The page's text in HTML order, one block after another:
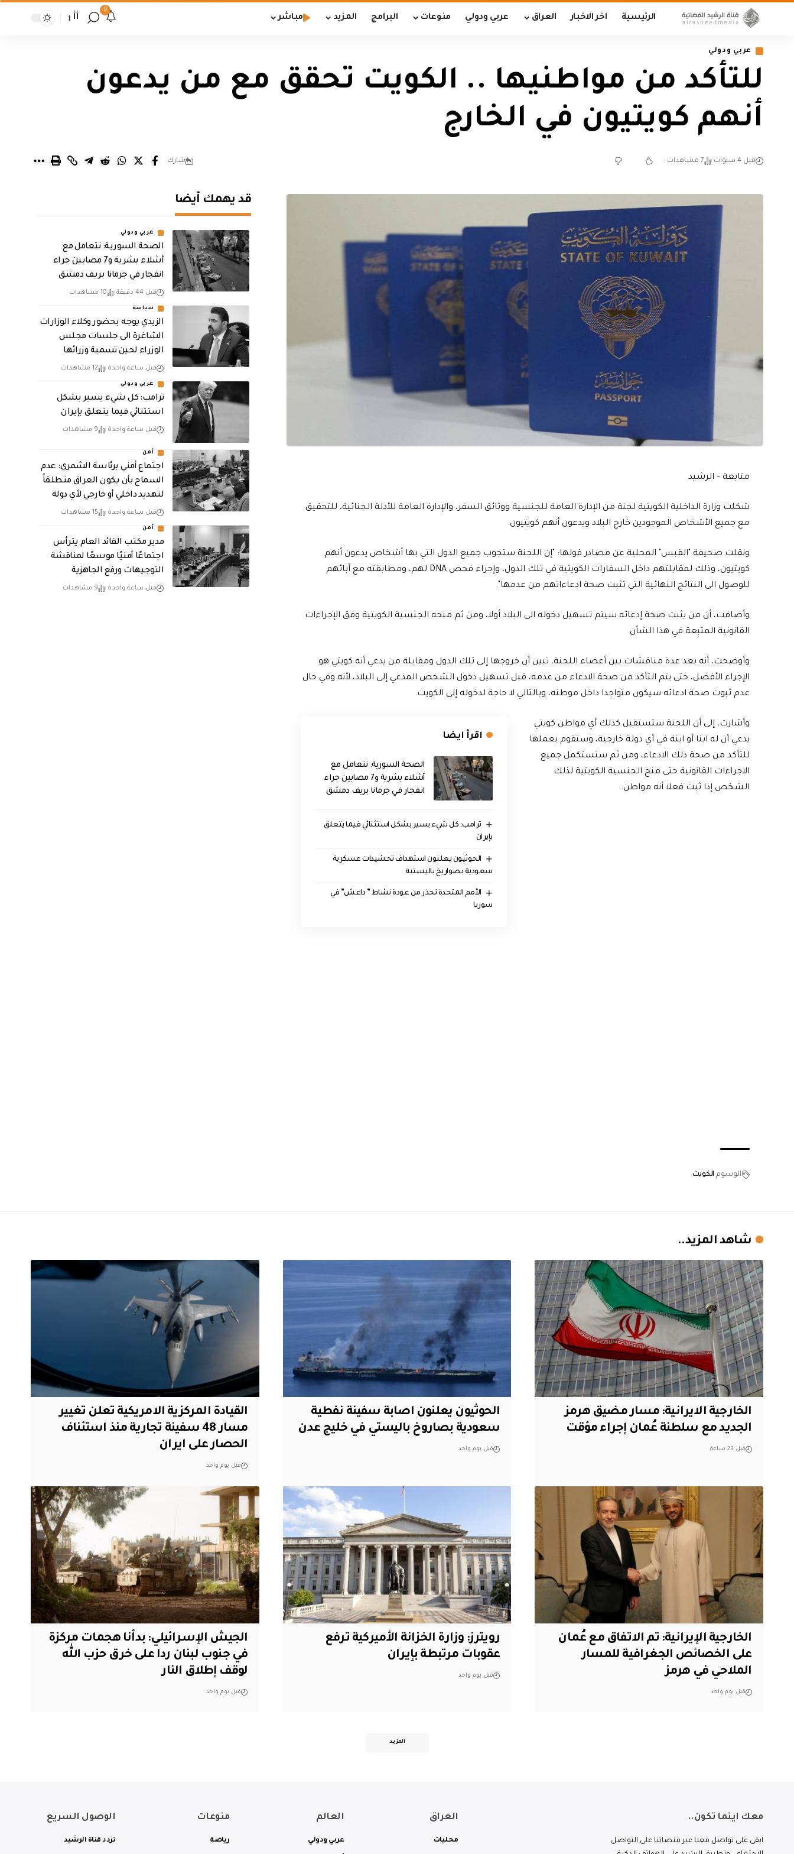
الرئيسية اخر الاخبار العراق عربي ودولي منوعات البرامج المزيد مباشر
9
أأ
عربي ودولي
للتأكد من مواطنيها .. الكويت تحقق مع من يدعون
أنهم كويتيون في الخارج
قبل 4 سنوات 7 مشاهدات شارك
متابعة – الرشيد
شكلت وزارة الداخلية الكويتية لجنة من الإدارة العامة للجنسية ووثائق السفر، والإدارة العامة للأدلة الجنائية، للتحقيق
مع جميع الأشخاص الموجودين خارج البلاد ويدعون أنهم كويتيون.
ونقلت صحيفة "القبس" المحلية عن مصادر قولها: "إن اللجنة ستجوب جميع الدول التي بها أشخاص يدعون أنهم
كويتيون، وذلك لمقابلتهم داخل السفارات الكويتية في تلك الدول، وإجراء فحص DNA لهم، ومطابقته مع آبائهم
للوصول الى النتائج النهائية التي تثبت صحة ادعاءاتهم من عدمها".
وأضافت، أن من يثبت صحة إدعائه سيتم تسهيل دخوله الى البلاد أولا، ومن ثم منحه الجنسية الكويتية وفق الإجراءات
القانونية المتبعة في هذا الشأن.
وأوضحت، أنه بعد عدة مناقشات بين أعضاء اللجنة، تبين أن خروجها إلى تلك الدول ومقابلة من يدعي أنه كويتي هو
الإجراء الأفضل، حتى يتم التأكد من صحة الادعاء من عدمه، قبل تسهيل دخول الشخص المدعي إلى البلاد، لأنه وفي حال
عدم ثبوت صحة ادعائه سيكون متواجدا داخل موطنه، وبالتالي لا حاجة لدخوله إلى الكويت.
اقرأ ايضا
الصحة السورية: نتعامل مع
أشلاء بشرية و7 مصابين جراء
انفجار في جرمانا بريف دمشق
ترامب: كل شيء يسير بشكل استثنائي فيما يتعلق
بإيران
الحوثيون يعلنون استهداف تحشيدات عسكرية
سعودية بصواريخ باليستية
الأمم المتحدة تحذر من عودة نشاط ” داعش” في
سوريا
وأشارت، إلى أن اللجنة ستستقبل كذلك أي مواطن كويتي
يدعي أن له ابنا أو ابنة في أي دولة خارجية، وستقوم بعملها
للتأكد من صحة ذلك الادعاء، ومن ثم ستستكمل جميع
الاجراءات القانونية حتى منح الجنسية الكويتية لذلك
الشخص إذا ثبت فعلا أنه مواطن.
الوسوم الكويت
قد يهمك أيضا
عربي ودولي
الصحة السورية: نتعامل مع
أشلاء بشرية و7 مصابين جراء
انفجار في جرمانا بريف دمشق
قبل 44 دقيقة 10 مشاهدات
سياسة
الزيدي يوجه بحضور وكلاء الوزارات
الشاغرة الى جلسات مجلس
الوزراء لحين تسمية وزرائها
قبل ساعة واحدة 12 مشاهدات
عربي ودولي
ترامب: كل شيء يسير بشكل
استثنائي فيما يتعلق بإيران
قبل ساعة واحدة 9 مشاهدات
أمن
اجتماع أمني برئاسة الشمري: عدم
السماح بأن يكون العراق منطلقاً
لتهديد داخلي أو خارجي لأي دولة
قبل ساعة واحدة 15 مشاهدات
أمن
مدير مكتب القائد العام يترأس
اجتماعًا أمنيًا موسعًا لمناقشة
التوجيهات ورفع الجاهزية
قبل ساعة واحدة 9 مشاهدات
شاهد المزيد..
الخارجية الايرانية: مسار مضيق هرمز
الجديد مع سلطنة عُمان إجراء مؤقت
قبل 23 ساعة
الحوثيون يعلنون اصابة سفينة نفطية
سعودية بصاروخ باليستي في خليج عدن
قبل يوم واحد
القيادة المركزية الامريكية تعلن تغيير
مسار 48 سفينة تجارية منذ استئناف
الحصار على ايران
قبل يوم واحد
‏الخارجية الإيرانية: تم الاتفاق مع عُمان
على الخصائص الجغرافية للمسار
الملاحي في هرمز
قبل يوم واحد
‏رويترز: وزارة الخزانة الأميركية ترفع
عقوبات مرتبطة بإيران
قبل يوم واحد
الجيش الإسرائيلي: بدأنا هجمات مركزة
في جنوب لبنان ردا على خرق حزب الله
لوقف إطلاق النار
قبل يوم واحد
المزيد
معك اينما تكون..
ابقى على تواصل معنا عبر منصاتنا على التواصل
العراق
محليات
العالم
عربي ودولي
منوعات
رياضة
الوصول السريع
تردد قناة الرشيد